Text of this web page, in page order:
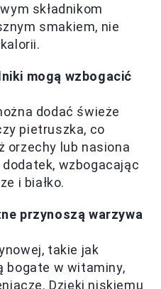
składnikom
smakiem, nie
mogą wzbogacić
dodać świeże
pietruszka, co
orzechy lub nasiona
wzbogacając
i białko.
przynoszą warzywa
takie jak
bogate w witaminy,
Dzięki niskiemu